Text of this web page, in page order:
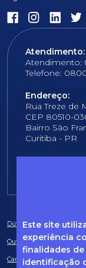
Este site
experiência
finalidades
identificação
Atendimento:
Atendimento:
Telefone:
Endereço:
Rua Treze de
CEP 80510-
Bairro São
Curitiba - PR
Dúvidas frequentes
Ouvidoria
Canal de Denúncias